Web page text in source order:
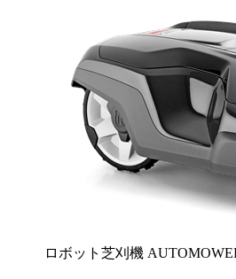
ロボット芝刈機